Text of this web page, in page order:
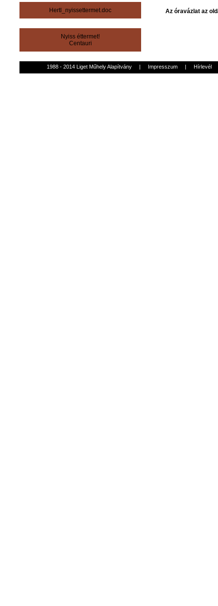
Hertl_nyissettermet.doc
Nyiss éttermet!
Centauri
Az óravázlat az
1988 - 2014 Liget Műhely Alapítvány | Impresszum | Hírlevél